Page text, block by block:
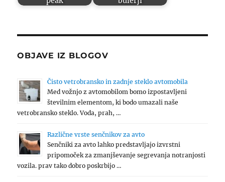
OBJAVE IZ BLOGOV
Čisto vetrobransko in zadnje steklo avtomobila
Med vožnjo z avtomobilom bomo izpostavljeni
številnim elementom, ki bodo umazali naše
vetrobransko steklo. Voda, prah, …
Različne vrste senčnikov za avto
Senčniki za avto lahko predstavljajo izvrstni
pripomoček za zmanjševanje segrevanja notranjosti
vozila. prav tako dobro poskrbijo …